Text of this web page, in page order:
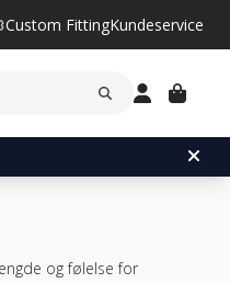
Custom FittingKundeservice
og følelse for